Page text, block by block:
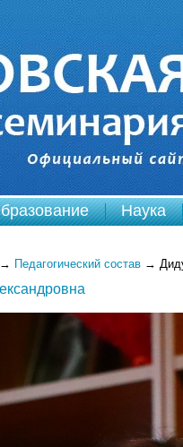
Наука
→ Педагогический состав →